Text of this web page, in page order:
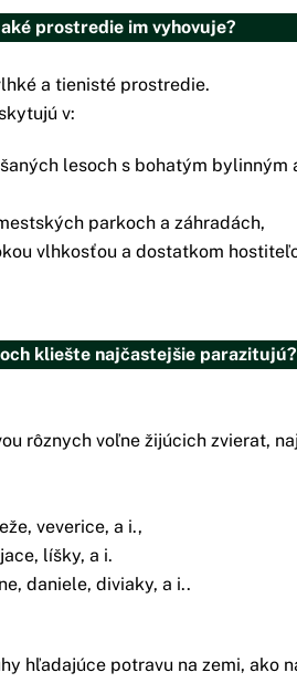
prostredie im vyhovuje?
a tienisté prostredie.
v:
lesoch s bohatým bylinným
parkoch a záhradách,
vlhkosťou a dostatkom
kliešte najčastejšie parazitujú?
rôznych voľne žijúcich zvierat,
veverice, a i.,
líšky, a i.
daniele, diviaky, a i..
hľadajúce potravu na zemi, ako